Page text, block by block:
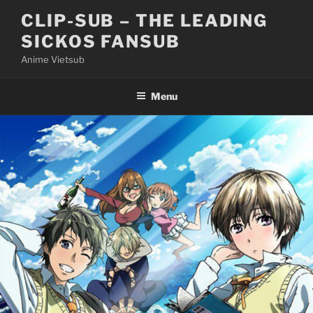
content
CLIP-SUB – THE LEADING
SICKOS FANSUB
Anime Vietsub
Menu